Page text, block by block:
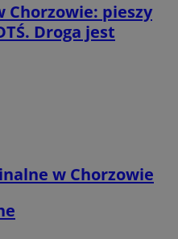
Chorzowie: pieszy
Droga jest
w Chorzowie